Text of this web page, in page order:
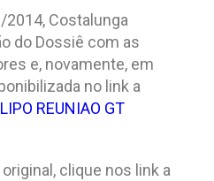
Costalunga
do Dossiê com as
e, novamente, em
no link a
REUNIAO GT
clique nos link a